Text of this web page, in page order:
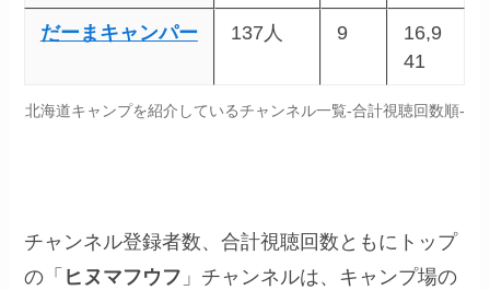
だーまキャンパー 137人 9
16,9
41
北海道キャンプを紹介しているチャンネル一覧-合計視聴回数順-
チャンネル登録者数、合計視聴回数ともにトップ
の「 ヒヌマフウフ 」チャンネルは、キャンプ場の